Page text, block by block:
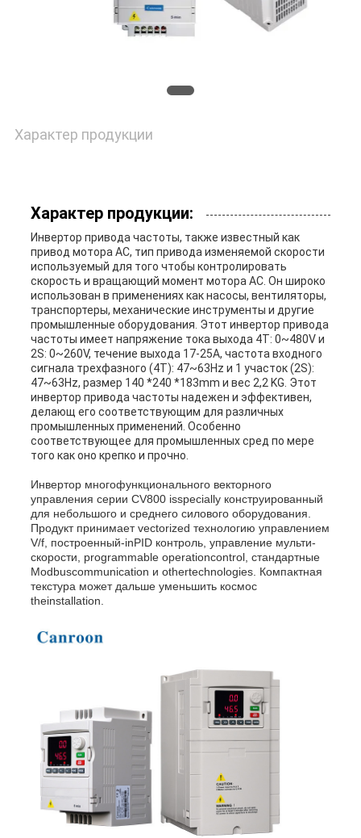
Характер продукции
Характер продукции:
Инвертор привода частоты, также известный как
привод мотора AC, тип привода изменяемой скорости
используемый для того чтобы контролировать
скорость и вращающий момент мотора AC. Он широко
использован в применениях как насосы, вентиляторы,
транспортеры, механические инструменты и другие
промышленные оборудования. Этот инвертор привода
частоты имеет напряжение тока выхода 4T: 0~480V и
2S: 0~260V, течение выхода 17-25A, частота входного
сигнала трехфазного (4T): 47~63Hz и 1 участок (2S):
47~63Hz, размер 140 *240 *183mm и вес 2,2 KG. Этот
инвертор привода частоты надежен и эффективен,
делающ его соответствующим для различных
промышленных применений. Особенно
соответствующее для промышленных сред по мере
того как оно крепко и прочно.
Инвертор многофункционального векторного
управления серии CV800 isspecially конструированный
для небольшого и среднего силового оборудования.
Продукт принимает vectorized технологию управлением
V/f, построенный-inPID контроль, управление мульти-
скорости, programmable operationcontrol, стандартные
Modbuscommunication и othertechnologies. Компактная
текстура может дальше уменьшить космос
theinstallation.